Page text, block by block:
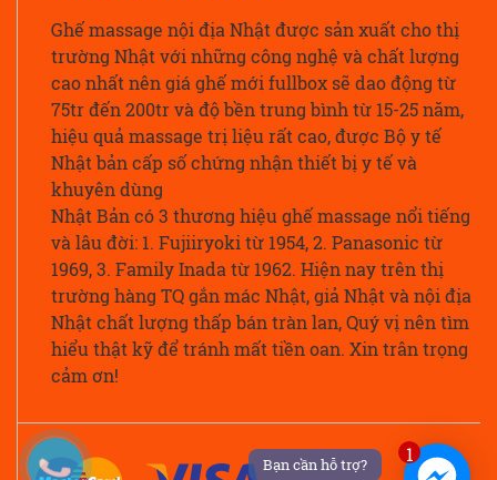
1
Bạn cần hỗ trợ?
Ghế massage nội địa Nhật được sản xuất cho thị
trường Nhật với những công nghệ và chất lượng
cao nhất nên giá ghế mới fullbox sẽ dao động từ
75tr đến 200tr và độ bền trung bình từ 15-25 năm,
hiệu quả massage trị liệu rất cao, được Bộ y tế
Nhật bản cấp số chứng nhận thiết bị y tế và
khuyên dùng
Nhật Bản có 3 thương hiệu ghế massage nổi tiếng
và lâu đời: 1. Fujiiryoki từ 1954, 2. Panasonic từ
1969, 3. Family Inada từ 1962. Hiện nay trên thị
trường hàng TQ gắn mác Nhật, giả Nhật và nội địa
Nhật chất lượng thấp bán tràn lan, Quý vị nên tìm
hiểu thật kỹ để tránh mất tiền oan. Xin trân trọng
cảm ơn!